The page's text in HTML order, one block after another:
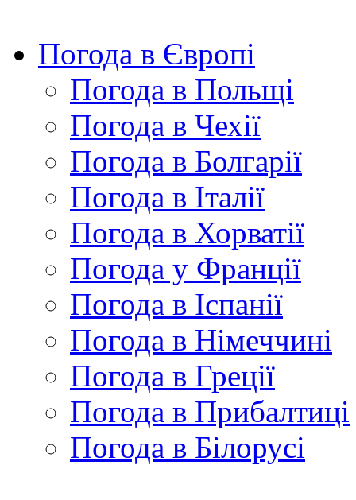
Погода в Європі
Погода в Польщі
Погода в Чехії
Погода в Болгарії
Погода в Італії
Погода в Хорватії
Погода у Франції
Погода в Іспанії
Погода в Німеччині
Погода в Греції
Погода в Прибалтиці
Погода в Білорусі